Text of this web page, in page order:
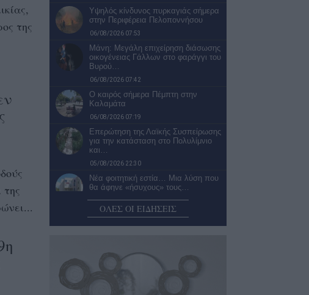
της
Υψηλός κίνδυνος πυρκαγιάς σήμερα
στην Περιφέρεια Πελοποννήσου
06/08/2026 07:53
Μάνη: Μεγάλη επιχείρηση διάσωσης
οικογένειας Γάλλων στο φαράγγι του
Βυρού…
06/08/2026 07:42
Ο καιρός σήμερα Πέμπτη στην
Καλαμάτα
06/08/2026 07:19
Επερώτηση της Λαϊκής Συσπείρωσης
για την κατάσταση στο Πολυλίμνιο
και…
05/08/2026 22:30
Νέα φοιτητική εστία… Μια λύση που
θα άφηνε «ήσυχους» τους…
05/08/2026 22:02
«Σπιτάκια Ανακύκλωσης»:
Βασιλόπουλος, ο κύριος …δεν ξέρω
Σύγκρουση λεωφορείου του Αστικού
ΚΤΕΛ Καλαμάτας με ΙΧ
ΟΛΕΣ ΟΙ ΕΙΔΗΣΕΙΣ